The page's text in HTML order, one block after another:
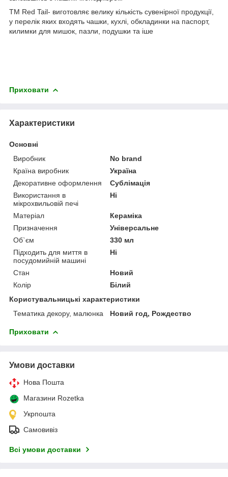
ТМ Red Tail- виготовляє велику кількість сувенірної продукції,
у перелік яких входять чашки, кухлі, обкладинки на паспорт,
килимки для мишок, пазли, подушки та іше
Приховати
Характеристики
Основні
Виробник
No brand
Країна виробник
Україна
Декоративне оформлення
Сублімація
Використання в
мікрохвильовій печі
Ні
Матеріал
Кераміка
Призначення
Універсальне
Об`єм
330 мл
Підходить для миття в
посудомийній машині
Ні
Стан
Новий
Колір
Білий
Користувальницькі характеристики
Тематика декору, малюнка
Новий год, Рождество
Приховати
Умови доставки
Нова Пошта
Магазини Rozetka
Укрпошта
Самовивіз
Всі умови доставки